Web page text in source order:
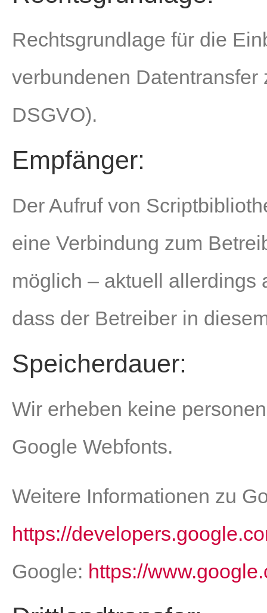
Rechtsgrundlage für die
verbundenen
DSGVO).
Empfänger:
Der Aufruf von
eine Verbindung zum
möglich – aktuell allerdings
dass der Betreiber in
Speicherdauer:
Wir erheben keine
Google Webfonts.
Weitere Informationen zu
https://
Google: https://